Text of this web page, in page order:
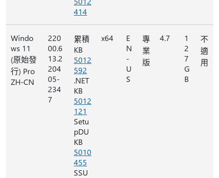
414
Windo
ws 11
(原始發
行) Pro
ZH-CN
220
00.6
13.2
204
05-
234
7
累積
KB
5012
592
.NET
KB
5012
121
Setu
pDU
KB
5010
455
SSU
x64
E
N
-
U
S
專
業
版
4.7
1
2
7
G
B
不
適
用